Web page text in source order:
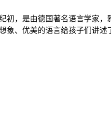
初，是由德国著名语言学家
象、优美的语言给孩子们讲